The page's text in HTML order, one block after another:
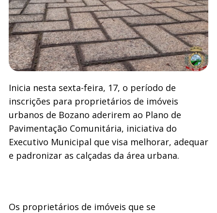
Inicia nesta sexta-feira, 17, o período de
inscrições para proprietários de imóveis
urbanos de Bozano aderirem ao Plano de
Pavimentação Comunitária, iniciativa do
Executivo Municipal que visa melhorar, adequar
e padronizar as calçadas da área urbana.
Os proprietários de imóveis que se